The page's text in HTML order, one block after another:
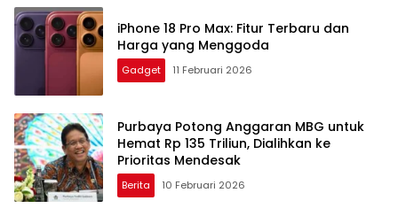
iPhone 18 Pro Max: Fitur Terbaru dan
Harga yang Menggoda
Gadget 11 Februari 2026
Purbaya Potong Anggaran MBG untuk
Hemat Rp 135 Triliun, Dialihkan ke
Prioritas Mendesak
Berita 10 Februari 2026